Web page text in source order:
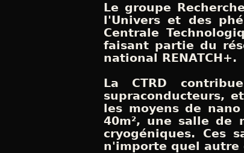
Le groupe
l'Univers et des
Centrale
faisant partie du
national RENATCH+.
La CTRD
supraconducteurs,
les moyens de
40m², une salle de
cryogéniques. Ces
n'importe quel autre